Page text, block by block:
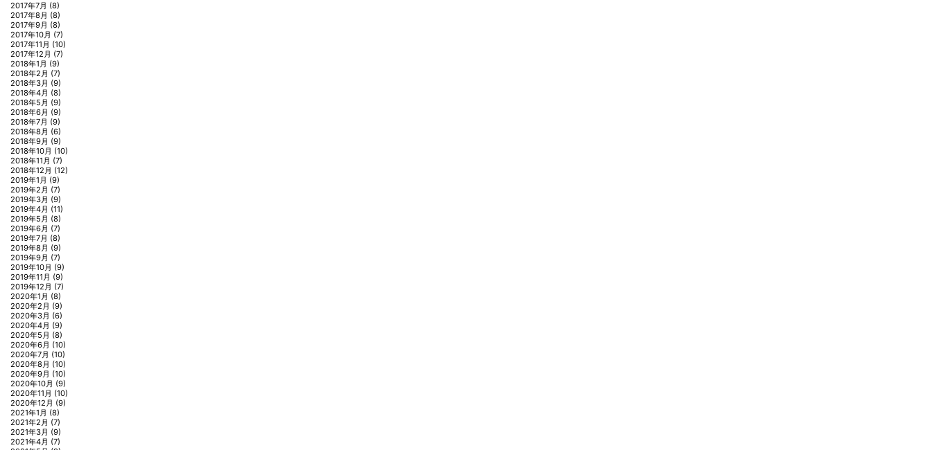
2017年7月 (8)
2017年8月 (8)
2017年9月 (8)
2017年10月 (7)
2017年11月 (10)
2017年12月 (7)
2018年1月 (9)
2018年2月 (7)
2018年3月 (9)
2018年4月 (8)
2018年5月 (9)
2018年6月 (9)
2018年7月 (9)
2018年8月 (6)
2018年9月 (9)
2018年10月 (10)
2018年11月 (7)
2018年12月 (12)
2019年1月 (9)
2019年2月 (7)
2019年3月 (9)
2019年4月 (11)
2019年5月 (8)
2019年6月 (7)
2019年7月 (8)
2019年8月 (9)
2019年9月 (7)
2019年10月 (9)
2019年11月 (9)
2019年12月 (7)
2020年1月 (8)
2020年2月 (9)
2020年3月 (6)
2020年4月 (9)
2020年5月 (8)
2020年6月 (10)
2020年7月 (10)
2020年8月 (10)
2020年9月 (10)
2020年10月 (9)
2020年11月 (10)
2020年12月 (9)
2021年1月 (8)
2021年2月 (7)
2021年3月 (9)
2021年4月 (7)